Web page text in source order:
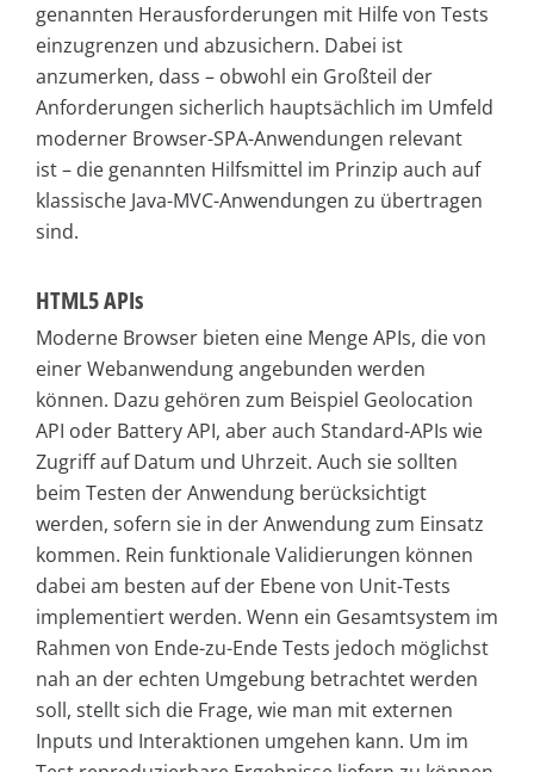
genannten Herausforderungen mit Hilfe von Tests
einzugrenzen und abzusichern. Dabei ist
anzumerken, dass – obwohl ein Großteil der
Anforderungen sicherlich hauptsächlich im Umfeld
moderner Browser-SPA-Anwendungen relevant
ist – die genannten Hilfsmittel im Prinzip auch auf
klassische Java-MVC-Anwendungen zu übertragen
sind.
HTML5 APIs
Moderne Browser bieten eine Menge APIs, die von
einer Webanwendung angebunden werden
können. Dazu gehören zum Beispiel Geolocation
API oder Battery API, aber auch Standard-APIs wie
Zugriff auf Datum und Uhrzeit. Auch sie sollten
beim Testen der Anwendung berücksichtigt
werden, sofern sie in der Anwendung zum Einsatz
kommen. Rein funktionale Validierungen können
dabei am besten auf der Ebene von Unit-Tests
implementiert werden. Wenn ein Gesamtsystem im
Rahmen von Ende-zu-Ende Tests jedoch möglichst
nah an der echten Umgebung betrachtet werden
soll, stellt sich die Frage, wie man mit externen
Inputs und Interaktionen umgehen kann. Um im